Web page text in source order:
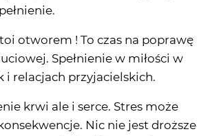
otworem ! To czas na poprawę
Spełnienie w miłości w
i relacjach przyjacielskich.
krwi ale i serce. Stres może
Nic nie jest droższe